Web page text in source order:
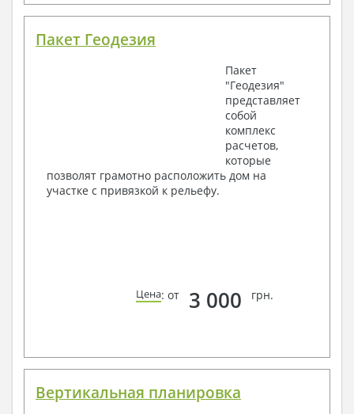
Пакет Геодезия
Пакет
"Геодезия"
представляет
собой
комплекс
расчетов,
которые
позволят грамотно расположить дом на
участке с привязкой к рельефу.
Цена: от 3 000 грн.
Вертикальная планировка